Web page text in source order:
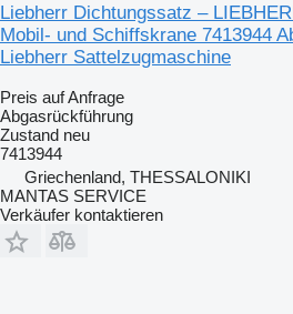
Liebherr Dichtungssatz –
Mobil- und Schiffskrane 7413944
Liebherr Sattelzugmaschine
Preis auf Anfrage
Abgasrückführung
Zustand neu
7413944
Griechenland, THESSALONIKI
MANTAS SERVICE
Verkäufer kontaktieren